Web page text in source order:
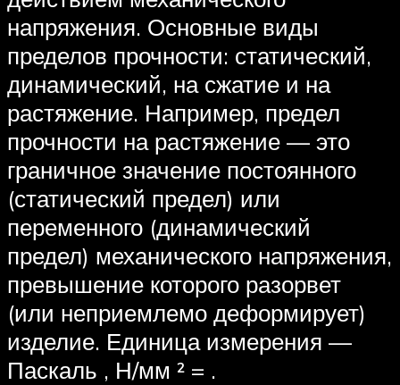
напряжения. Основные виды
пределов прочности: статический,
динамический, на сжатие и на
растяжение. Например, предел
прочности на растяжение — это
граничное значение постоянного
(статический предел) или
переменного (динамический
предел) механического напряжения,
превышение которого разорвет
(или неприемлемо деформирует)
изделие. Единица измерения —
Паскаль , Н/мм ² = .